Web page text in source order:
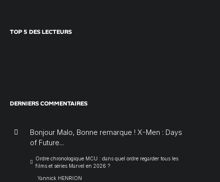
TOP 5 DES LECTEURS
DERNIERS COMMENTAIRES
Bonjour Malo, Bonne remarque ! X-Men : Days
of Future...
Ordre chronologique MCU : dans quel ordre regarder tous les
films et séries Marvel en 2026 ?
Yannick HENRION